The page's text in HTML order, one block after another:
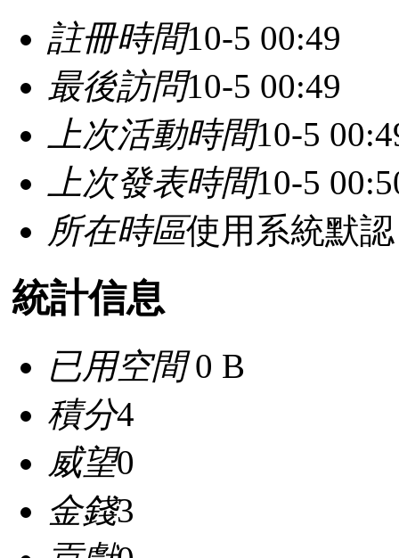
註冊時間10-5 00:49
最後訪問10-5 00:49
上次活動時間10-5
上次發表時間10-5
所在時區使用系統默認
統計信息
已用空間0 B
積分4
威望0
金錢3